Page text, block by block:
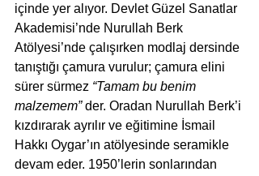
içinde yer alıyor. Devlet Güzel Sanatlar
Akademisi’nde Nurullah Berk
Atölyesi’nde çalışırken modlaj dersinde
tanıştığı çamura vurulur; çamura elini
sürer sürmez “Tamam bu benim
malzemem” der. Oradan Nurullah Berk’i
kızdırarak ayrılır ve eğitimine İsmail
Hakkı Oygar’ın atölyesinde seramikle
devam eder. 1950’lerin sonlarından